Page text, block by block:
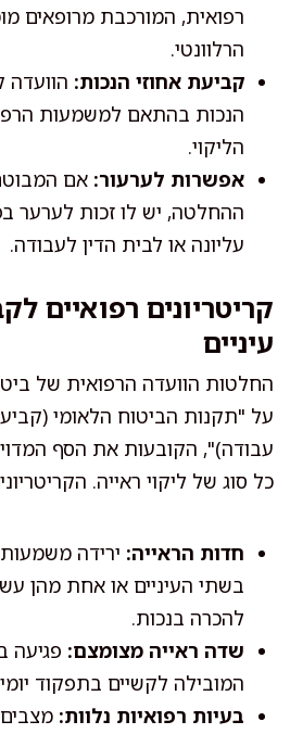
רפואית, המורכבת מרופאים
הרלוונטי.
קביעת אחוזי הנכות: הוועדה
הנכות בהתאם למשמעות
הליקוי.
אפשרות לערעור: אם
ההחלטה, יש לו זכות לערער
עליונה או לבית הדין לעבודה.
קריטריונים רפואיים
עיניים
החלטות הוועדה הרפואית של
על "תקנות הביטוח הלאומי
עבודה)", הקובעות את הסף
כל סוג של ליקוי ראייה.
חדות הראייה: ירידה
בשתי העיניים או אחת מהן
להכרה בנכות.
שדה ראייה מצומצם: פגיעה
המובילה לקשיים בתפקוד
בעיות רפואיות נלוות: מצבים